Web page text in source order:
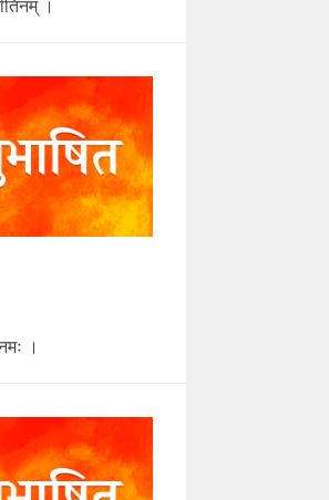
।
।